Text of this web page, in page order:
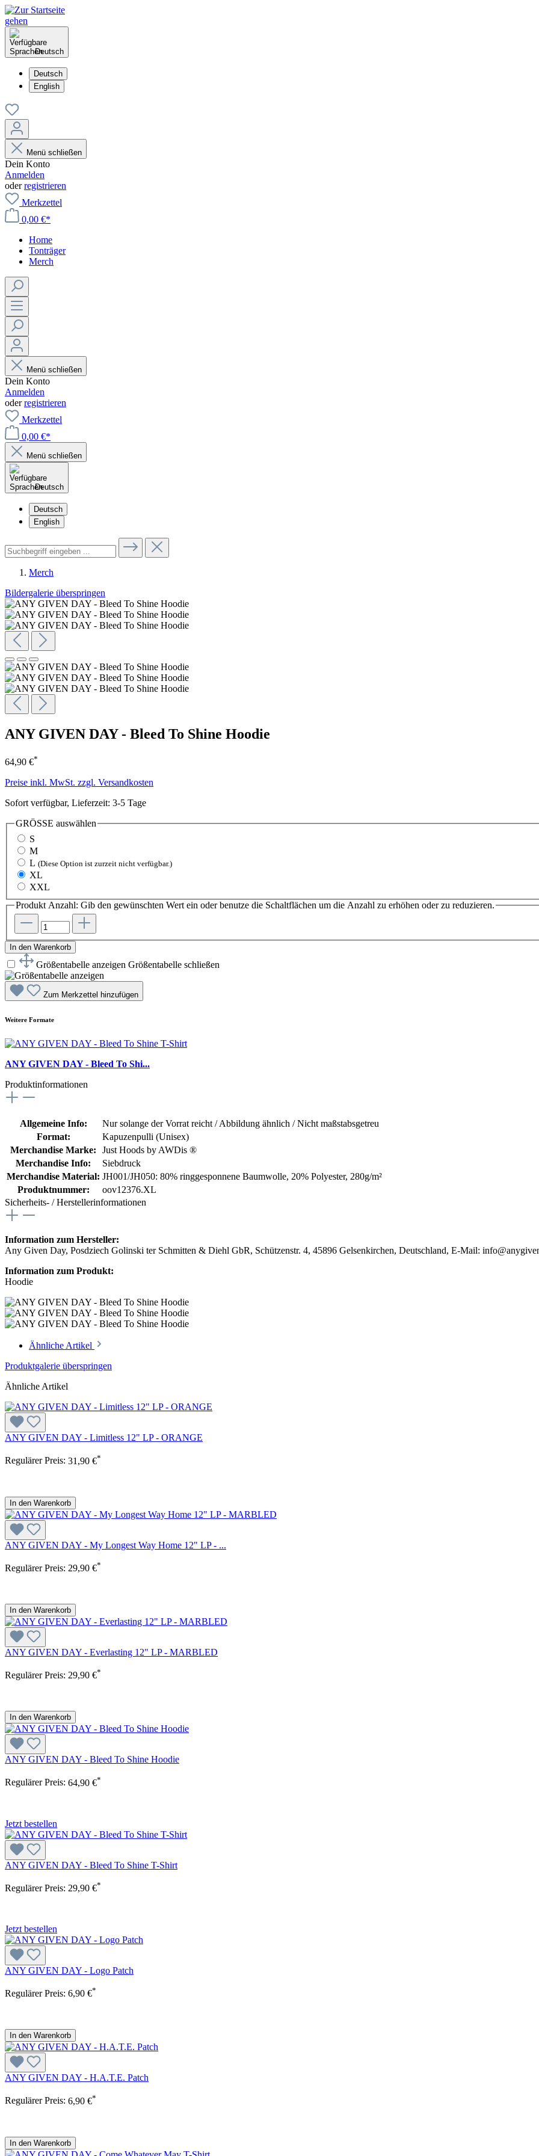
Deutsch
Deutsch
English
Menü schließen
Dein Konto
Anmelden
oderregistrieren
Merkzettel
0,00 €*
Home
Tonträger
Merch
Menü schließen
Dein Konto
Anmelden
oderregistrieren
Merkzettel
0,00 €*
Menü schließen
Deutsch
Deutsch
English
Merch
Bildergalerie überspringen
ANY GIVEN DAY - Bleed To Shine Hoodie
64,90 €*
Preise inkl. MwSt. zzgl. Versandkosten
Sofort verfügbar, Lieferzeit: 3-5 Tage
GRÖSSE auswählen
S
M
L (Diese Option ist zurzeit nicht verfügbar.)
XL
XXL
Produkt Anzahl: Gib den gewünschten Wert ein oder benutze die Schaltflächen um die Anzahl zu erhöhen oder zu reduzieren.
In den Warenkorb
Größentabelle anzeigen Größentabelle schließen
Zum Merkzettel hinzufügen
Weitere Formate
ANY GIVEN DAY - Bleed To Shi...
Produktinformationen
Allgemeine Info:
Nur solange der Vorrat reicht / Abbildung ähnlich / Nicht maßstabsgetreu
Format:
Kapuzenpulli (Unisex)
Merchandise Marke:
Just Hoods by AWDis ®
Merchandise Info:
Siebdruck
Merchandise Material: JH001/JH050: 80% ringgesponnene Baumwolle, 20% Polyester, 280g/m²
Produktnummer:
oov12376.XL
Sicherheits- / Herstellerinformationen
Information zum Hersteller:
Any Given Day, Posdziech Golinski ter Schmitten & Diehl GbR, Schützenstr. 4, 45896 Gelsenkirchen, Deutschland, E-Mail:
Information zum Produkt:
Hoodie
Ähnliche Artikel
Produktgalerie überspringen
Ähnliche Artikel
ANY GIVEN DAY - Limitless 12" LP - ORANGE
Regulärer Preis: 31,90 €*
In den Warenkorb
ANY GIVEN DAY - My Longest Way Home 12" LP - ...
Regulärer Preis: 29,90 €*
In den Warenkorb
ANY GIVEN DAY - Everlasting 12" LP - MARBLED
Regulärer Preis: 29,90 €*
In den Warenkorb
ANY GIVEN DAY - Bleed To Shine Hoodie
Regulärer Preis: 64,90 €*
Jetzt bestellen
ANY GIVEN DAY - Bleed To Shine T-Shirt
Regulärer Preis: 29,90 €*
Jetzt bestellen
ANY GIVEN DAY - Logo Patch
Regulärer Preis: 6,90 €*
In den Warenkorb
ANY GIVEN DAY - H.A.T.E. Patch
Regulärer Preis: 6,90 €*
In den Warenkorb